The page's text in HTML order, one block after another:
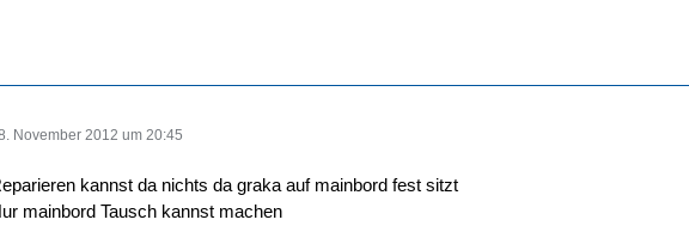
November 2012 um 20:45
kannst da nichts da graka auf mainbord fest sitzt
mainbord Tausch kannst machen